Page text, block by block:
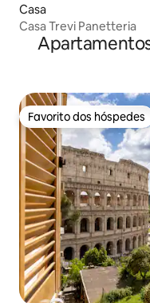
Casa
Casa Trevi Panetteria
Favorito dos hóspedes
Favorito dos hóspedes